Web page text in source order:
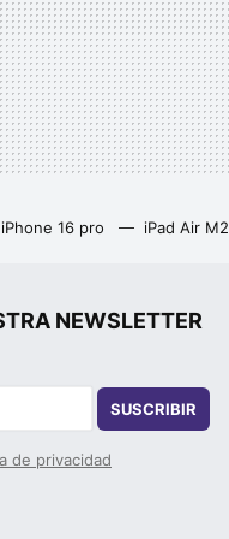
iPhone 16 pro iPad Air
NEWSLETTER
SUSCRIBIR
de privacidad